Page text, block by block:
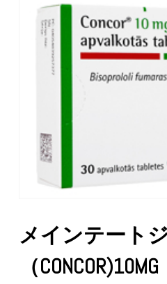
メインテート
（CONCOR)10MG